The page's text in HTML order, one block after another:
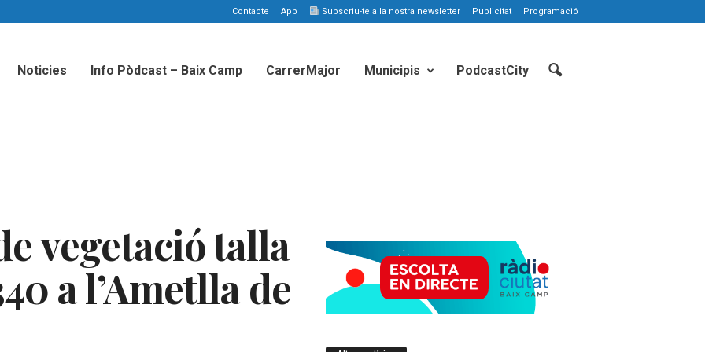
Contacte App Subscriu-te a la nostra newsletter Publicitat Programació
Noticies Info Pòdcast – Baix Camp CarrerMajor Municipis PodcastCity
vegetació talla
a l’Ametlla de